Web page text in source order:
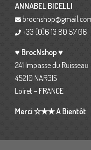
ANNABEL BICELLI
+33 (0)6 13 80 57 06
♥ BrocNshop ♥
241 Impasse du Ruisseau
45210 NARGIS
Loiret – FRANCE
Merci ☆★★ A Bientôt